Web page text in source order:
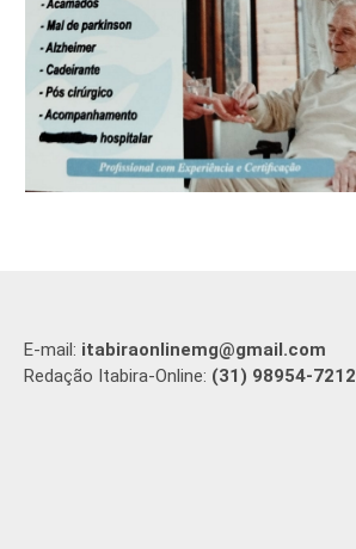
E-mail: itabiraonlinemg@gmail.com
Redação Itabira-Online: (31) 98954-7212